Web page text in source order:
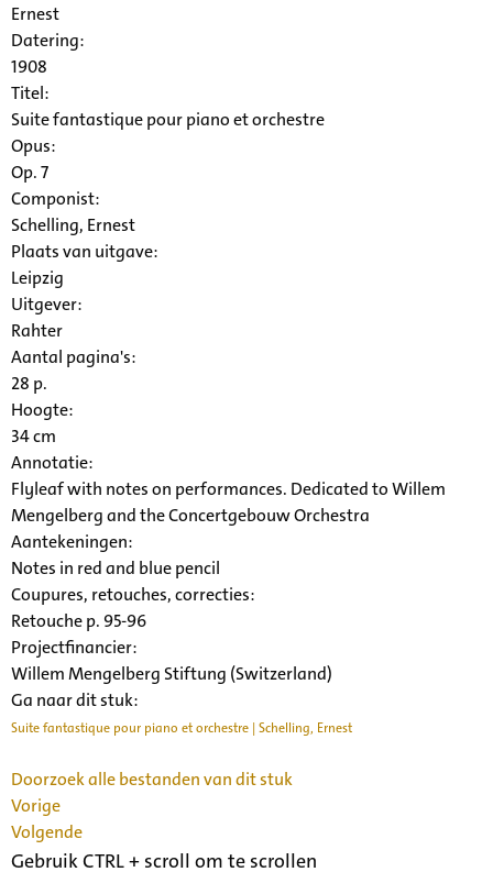
Ernest
Datering:
1908
Titel:
Suite fantastique pour piano et orchestre
Opus:
Op. 7
Componist:
Schelling, Ernest
Plaats van uitgave:
Leipzig
Uitgever:
Rahter
Aantal pagina's:
28 p.
Hoogte:
34 cm
Annotatie:
Flyleaf with notes on performances. Dedicated to Willem
Mengelberg and the Concertgebouw Orchestra
Aantekeningen:
Notes in red and blue pencil
Coupures, retouches, correcties:
Retouche p. 95-96
Projectfinancier:
Willem Mengelberg Stiftung (Switzerland)
Ga naar dit stuk:
Suite fantastique pour piano et orchestre | Schelling, Ernest
Doorzoek alle bestanden van dit stuk
Vorige
Volgende
Gebruik CTRL + scroll om te scrollen